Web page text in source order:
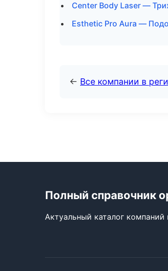
Center Body Laser —
Esthetic Pro Aura —
← Все компании в
Полный справочник
Актуальный каталог компаний